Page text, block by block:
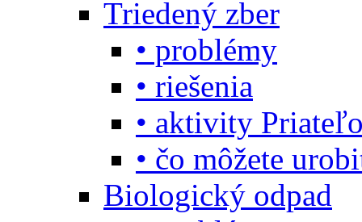
Triedený zber
• problémy
• riešenia
• aktivity
• čo môžete
Biologický odpad